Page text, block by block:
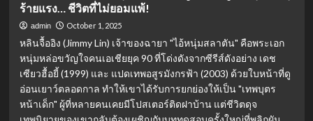
Lust,
Caution
รีส์
ย้อน
ยุค
“ตับ
พัง
ที่สุด”
ใน
ร้ายแรง… ชีวิตที่ไม่ยอมแพ้!
admin October 1, 2025
หลินจื้ออิง (Jimmy Lin) เจ้าของฉายา "ไอ้หนุ่มสลาตัน" คือพระเอก
หนุ่มหล่อขวัญใจคนเอเชียยุค 90 ที่โด่งดังจากซีรีส์ดังอย่าง เดช
เซียวฮื้อยี้ (1999) และ แปดเทพอสูรมังกรฟ้า (2003) ด้วยใบหน้าที่ดู
อ่อนเยาว์ตลอดกาล ทำให้เขาได้รับการยกย่องให้เป็น "เทพบุตร
หน้าเด็ก" ผู้ที่หลายคนเคยมีโปสเตอร์ติดฝาบ้าน แต่ชีวิตดุจ